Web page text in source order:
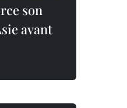
son
avant